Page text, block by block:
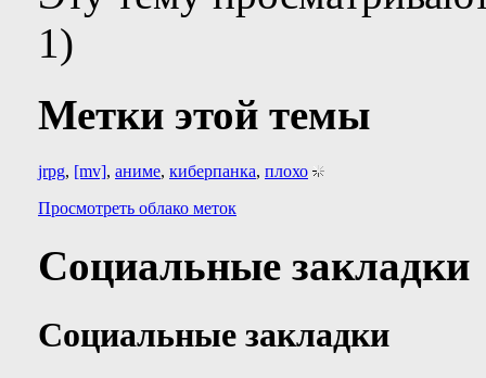
1)
Метки этой темы
jrpg, [mv], аниме, киберпанка, плохо
Просмотреть облако меток
Социальные закладки
Социальные закладки